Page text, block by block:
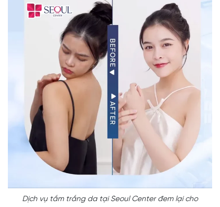
Dịch vụ tắm trắng da tại Seoul Center đem lại cho